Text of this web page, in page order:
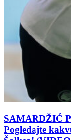
SAMARDŽIĆ
Pogledajte